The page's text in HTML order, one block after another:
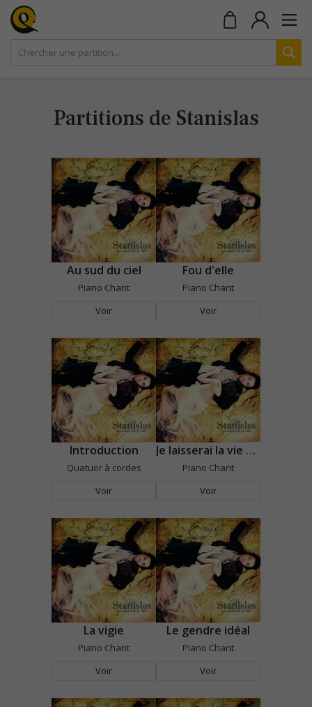
Partitions de Stanislas
Au sud du ciel
Piano Chant
Voir
Fou d'elle
Piano Chant
Voir
Introduction
Quatuor à cordes
Voir
Je laisserai la vie se faire
Piano Chant
Voir
La vigie
Piano Chant
Voir
Le gendre idéal
Piano Chant
Voir